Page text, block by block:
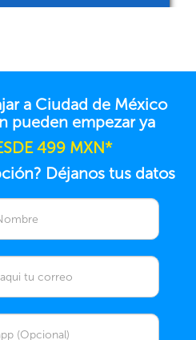
a Ciudad de México
pueden empezar ya
499 MXN*
Déjanos tus datos